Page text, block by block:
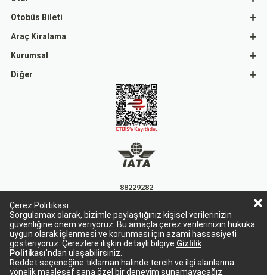
Çerez Politikası
Sorgulamax olarak, bizimle paylaştığınız kişisel verilerinizin
güvenliğine önem veriyoruz. Bu amaçla çerez verilerinizin hukuka
uygun olarak işlenmesi ve korunması için azami hassasiyeti
gösteriyoruz. Çerezlere ilişkin detaylı bilgiye Gizlilik
Politikası'ndan ulaşabilirsiniz.
Reddet seçeneğine tıklaman halinde tercih ve ilgi alanlarına
yönelik maalesef sana özel bir deneyim sunamayacağız.
Otobüs Bileti
Araç Kiralama
Kurumsal
Diğer
88229282
15863